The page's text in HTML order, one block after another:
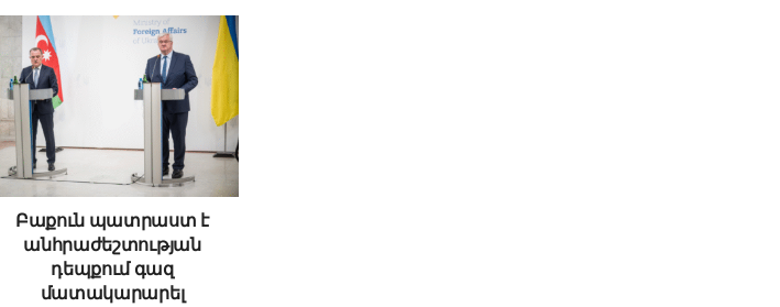
Բաքուն պատրաստ է
անհրաժեշտության
դեպքում գազ
մատակարարել